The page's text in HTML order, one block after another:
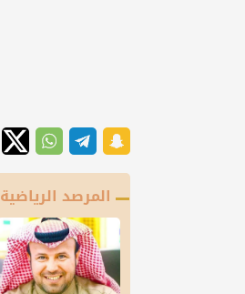
المرصد الرياضية